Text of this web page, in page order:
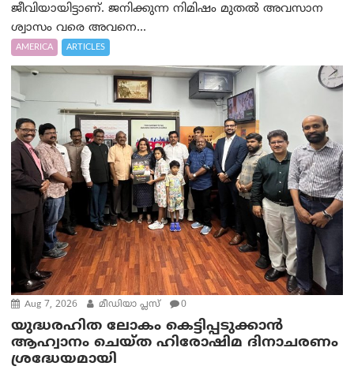
ജീവിയായിട്ടാണ്. ജനിക്കുന്ന നിമിഷം മുതൽ അവസാന
ശ്വാസം വരെ അവനെ...
AMERICA ARTICLES
Aug 7, 2026 മീഡിയാ പ്ലസ് 0
യുദ്ധരഹിത ലോകം കെട്ടിപ്പടുക്കാന്‍
ആഹ്വാനം ചെയ്ത ഹിരോഷിമ ദിനാചരണം
ശ്രദ്ധേയമായി